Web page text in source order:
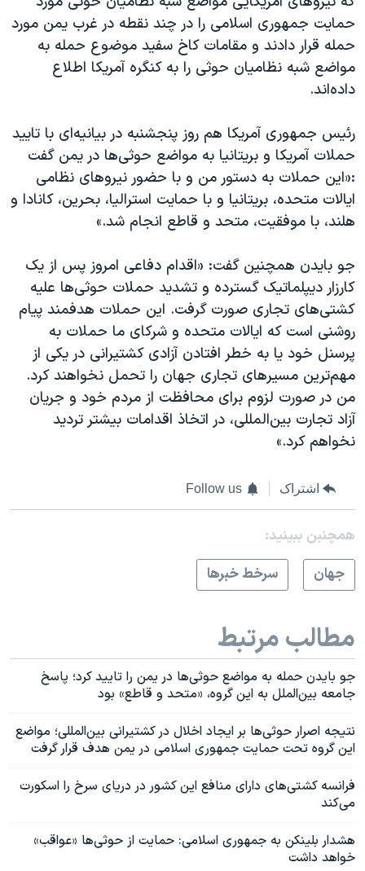
حمایت جمهوری اسلامی را در چند نقطه در غرب یمن مورد
حمله قرار دادند و مقامات کاخ سفید موضوع حمله به
مواضع شبه نظامیان حوثی را به کنگره آمریکا اطلاع
داده‌اند.
رئیس جمهوری آمریکا هم روز پنجشنبه در بیانیه‌ای با تایید
حملات آمریکا و بریتانیا به مواضع حوثی‌ها در یمن گفت
:«این حملات به دستور من و با حضور نیروهای نظامی
ایالات متحده، بریتانیا و با حمایت استرالیا، بحرین، کانادا و
هلند، با موفقیت، متحد و قاطع انجام شد.»
جو بایدن همچنین گفت: «اقدام دفاعی امروز پس از یک
کارزار دیپلماتیک گسترده و تشدید حملات حوثی‌ها علیه
کشتی‌های تجاری صورت گرفت. این حملات هدفمند پیام
روشنی است که ایالات متحده و شرکای ما حملات به
پرسنل خود یا به خطر افتادن آزادی کشتیرانی در یکی از
مهم‌ترین مسیرهای تجاری جهان را تحمل نخواهند کرد.
من در صورت لزوم برای محافظت از مردم خود و جریان
آزاد تجارت بین‌المللی، در اتخاذ اقدامات بیشتر تردید
نخواهم کرد.»
اشتراک Follow us
همچنبن ببینید:
جهان
سرخط خبرها
مطالب مرتبط
جو بایدن حمله به مواضع حوثی‌ها در یمن را تایید کرد؛ پاسخ
جامعه بین‌الملل به این گروه، «متحد و قاطع» بود
نتیجه اصرار حوثی‌ها بر ایجاد اخلال در کشتیرانی بین‌المللی؛ مواضع
این گروه تحت حمایت جمهوری اسلامی در یمن هدف قرار گرفت
فرانسه کشتی‌های دارای منافع این کشور در دریای سرخ را اسکورت
می‌کند
هشدار بلینکن به جمهوری اسلامی: حمایت از حوثی‌ها «عواقب»
خواهد داشت